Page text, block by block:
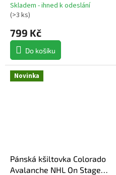
Skladem - ihned k odeslání
(>3 ks)
799 Kč
Do košíku
Novinka
Pánská kšiltovka Colorado
Avalanche NHL On Stage